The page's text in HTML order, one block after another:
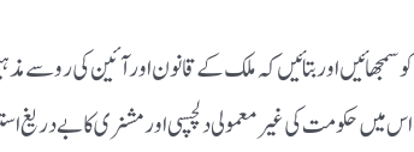
سمجھائیں اور بتائیں کہ ملک کے قانون اور آئین کی رو سے
اس میں حکومت کی غیر معمولی دلچسپی اور مشنری کا بے دریغ